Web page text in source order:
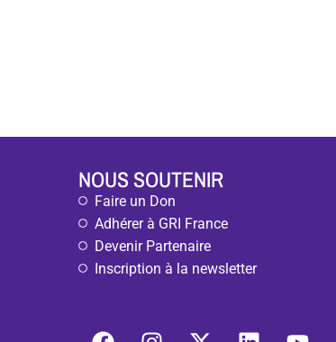
NOUS SOUTENIR
Faire un Don
Adhérer à GRI France
Devenir Partenaire
Inscription à la newsletter